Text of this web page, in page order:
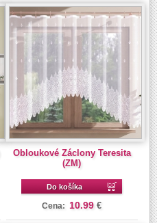
Obloukové Záclony Teresita
(ZM)
Do košíka
Cena: 10.99 €